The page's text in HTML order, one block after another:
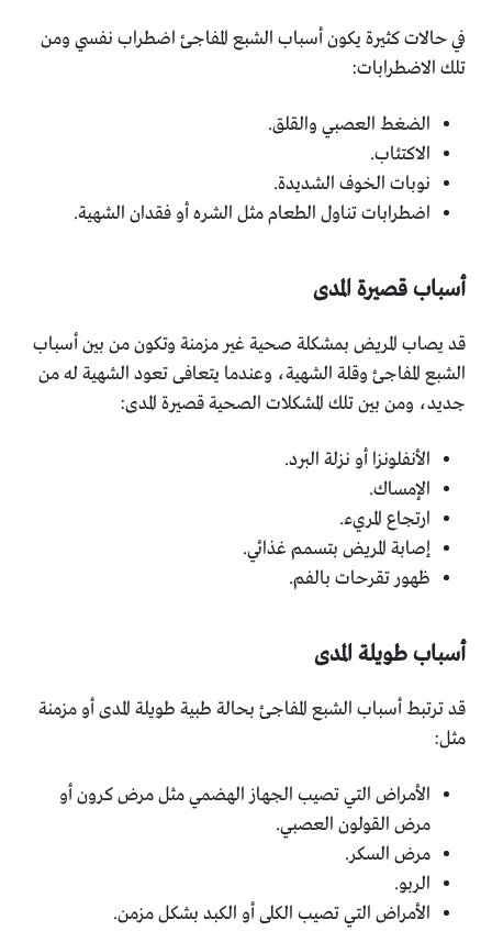
في حالات كثيرة يكون أسباب الشبع المفاجئ اضطراب نفسي ومن
تلك الاضطرابات:
الضغط العصبي والقلق.
الاكتئاب.
نوبات الخوف الشديدة.
اضطرابات تناول الطعام مثل الشره أو فقدان الشهية.
أسباب قصيرة المدى
قد يصاب المريض بمشكلة صحية غير مزمنة وتكون من بين أسباب
الشبع المفاجئ وقلة الشهية، وعندما يتعافى تعود الشهية له من
جديد، ومن بين تلك المشكلات الصحية قصيرة المدى:
الأنفلونزا أو نزلة البرد.
الإمساك.
ارتجاع المريء.
إصابة المريض بتسمم غذائي.
ظهور تقرحات بالفم.
أسباب طويلة المدى
قد ترتبط أسباب الشبع المفاجئ بحالة طبية طويلة المدى أو مزمنة
مثل:
الأمراض التي تصيب الجهاز الهضمي مثل مرض كرون أو
مرض القولون العصبي.
مرض السكر.
الربو.
الأمراض التي تصيب الكلى أو الكبد بشكل مزمن.